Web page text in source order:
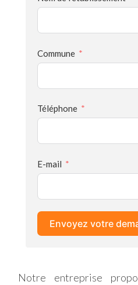
Commune
Téléphone
E-mail
Envoyez votre
Notre entreprise